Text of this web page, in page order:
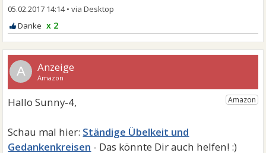
05.02.2017 14:14•
x 2
A
Ständige Übelkeit und
Gedankenkreisen